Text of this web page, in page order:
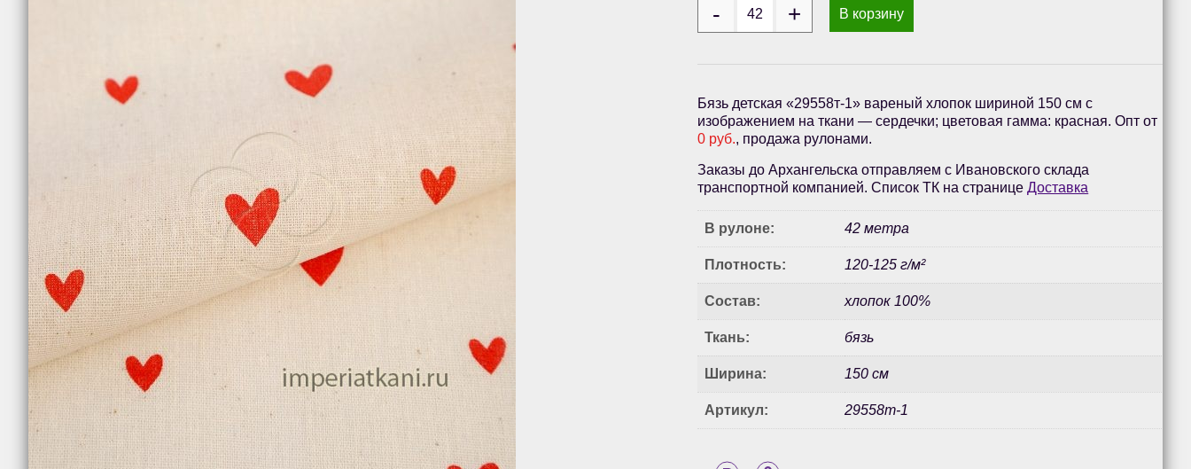
В корзину
Бязь детская «29558т-1» вареный хлопок шириной 150 см с
изображением на ткани — сердечки; цветовая гамма: красная. Опт от
0 руб., продажа рулонами.
Заказы до Архангельска отправляем с Ивановского склада
транспортной компанией. Список ТК на страницеДоставка
В рулоне: 42 метра
Плотность: 120-125 г/м²
Состав: хлопок 100%
Ткань: бязь
Ширина: 150 см
Артикул: 29558т-1